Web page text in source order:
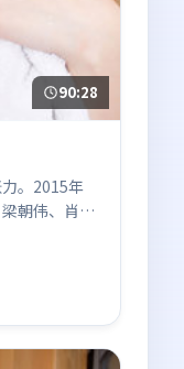
90:28
。2015年
朝伟、肖战
剪辑强化了